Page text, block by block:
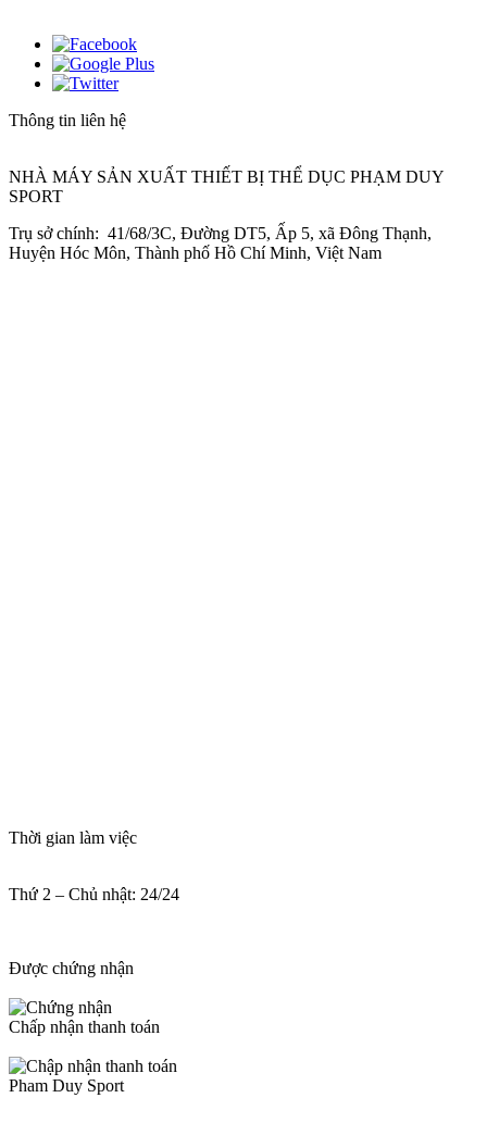
Thông tin liên hệ
NHÀ MÁY SẢN XUẤT THIẾT BỊ THỂ DỤC PHẠM DUY
SPORT
Trụ sở chính: 41/68/3C, Đường DT5, Ấp 5, xã Đông Thạnh,
Huyện Hóc Môn, Thành phố Hồ Chí Minh, Việt Nam
Thời gian làm việc
Thứ 2 – Chủ nhật: 24/24
Được chứng nhận
Chấp nhận thanh toán
Pham Duy Sport